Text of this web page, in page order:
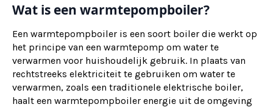
Wat is een warmtepompboiler?
Een warmtepompboiler is een soort boiler die werkt op
het principe van een warmtepomp om water te
verwarmen voor huishoudelijk gebruik. In plaats van
rechtstreeks elektriciteit te gebruiken om water te
verwarmen, zoals een traditionele elektrische boiler,
haalt een warmtepompboiler energie uit de omgeving